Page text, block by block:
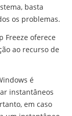
basta
os problemas.
Freeze oferece
ao recurso de
é
instantâneos
em caso